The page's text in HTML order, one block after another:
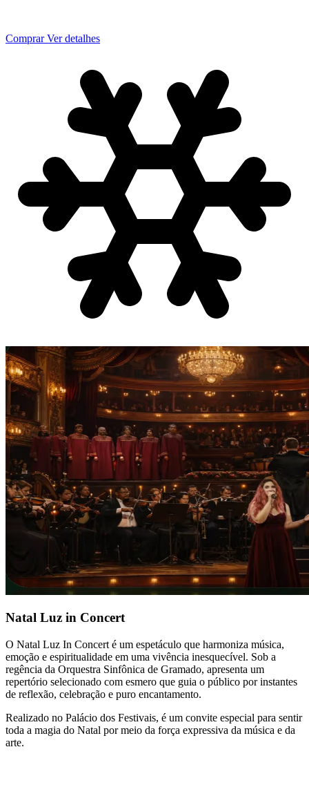
Comprar Ver detalhes
Natal Luz in Concert
O Natal Luz In Concert é um espetáculo que harmoniza música,
emoção e espiritualidade em uma vivência inesquecível. Sob a
regência da Orquestra Sinfônica de Gramado, apresenta um
repertório selecionado com esmero que guia o público por instantes
de reflexão, celebração e puro encantamento.
Realizado no Palácio dos Festivais, é um convite especial para sentir
toda a magia do Natal por meio da força expressiva da música e da
arte.